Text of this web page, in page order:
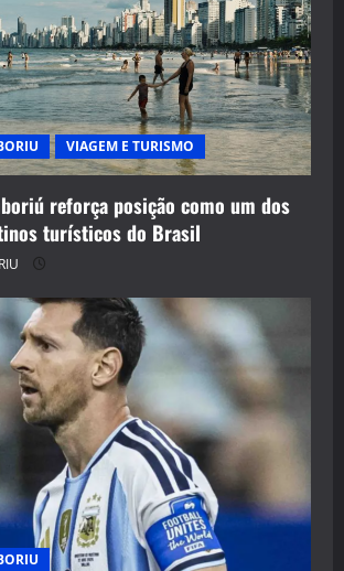
VIAGEM E TURISMO
reforça posição como um dos
turísticos do Brasil